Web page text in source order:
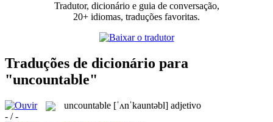
Tradutor, dicionário e guia de conversação,
20+ idiomas, traduções favoritas.
Traduções de dicionário para
"uncountable"
uncountable [ˈʌnˈkauntəbl] adjetivo
- / -